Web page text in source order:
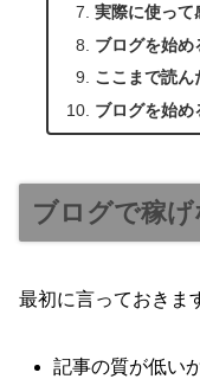
実際に使って
ブログを始め
ここまで読ん
ブログを始め
ブログで稼
最初に言っておきま
記事の質が低い